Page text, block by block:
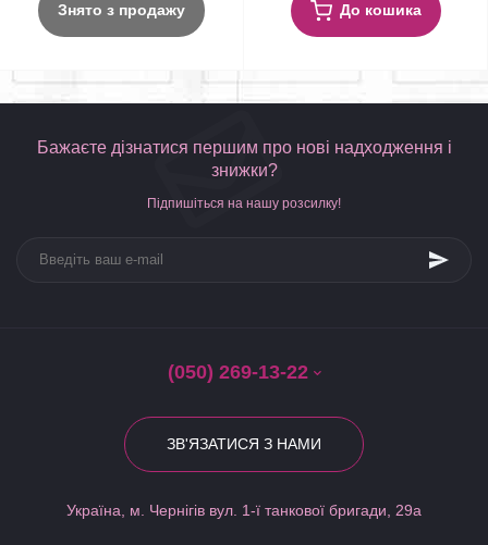
Знято з продажу До кошика
Бажаєте дізнатися першим про нові надходження і
знижки?
Підпишіться на нашу розсилку!
(050) 269-13-22
ЗВ'ЯЗАТИСЯ З НАМИ
Україна, м. Чернігів вул. 1-ї танкової бригади, 29а